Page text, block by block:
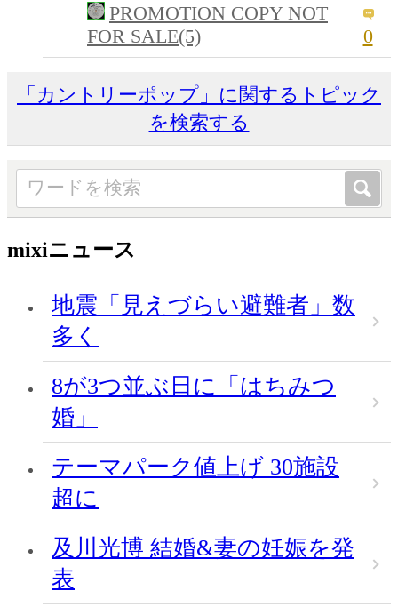
PROMOTION COPY NOT
FOR SALE(5)
0
「カントリーポップ」に関するトピック
を検索する
mixiニュース
地震「見えづらい避難者」数
多く
8が3つ並ぶ日に「はちみつ
婚」
テーマパーク値上げ 30施設
超に
及川光博 結婚&妻の妊娠を発
表